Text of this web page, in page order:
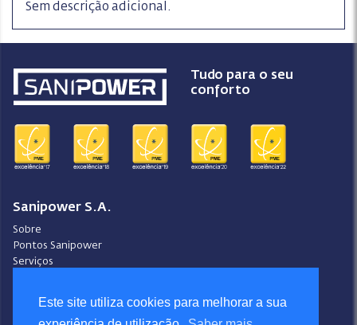
Este site utiliza cookies para melhorar a sua
Sem descrição adicional.
Tudo para o seu
conforto
Sanipower S.A.
Sobre
Pontos Sanipower
Serviços
Condições Gerais de Venda